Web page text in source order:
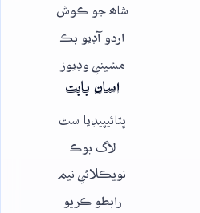
شاھ جو ڪوش
اردو آڊيو بڪ
مشيني وڊيوز
اسان بابت
ڀٽائيپيڊيا سٿ
لاگ بوڪ
نويڪلائي نيم
رابطو ڪريو